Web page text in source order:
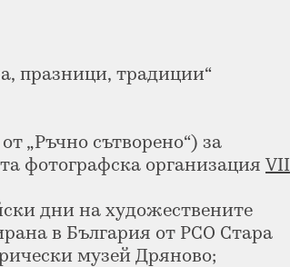
празници, традиции“
„Ръчно сътворено“) за
фотографска организация VII
дни на художествените
в България от РСО Стара
музей Дряново;